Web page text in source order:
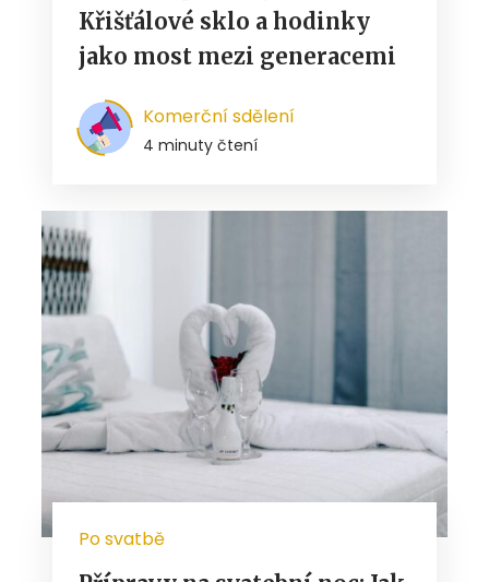
Křišťálové sklo a hodinky
jako most mezi generacemi
Komerční sdělení
4 minuty čtení
Po svatbě